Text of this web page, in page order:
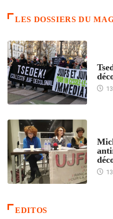
LES DOSSIERS DU
EDITOS